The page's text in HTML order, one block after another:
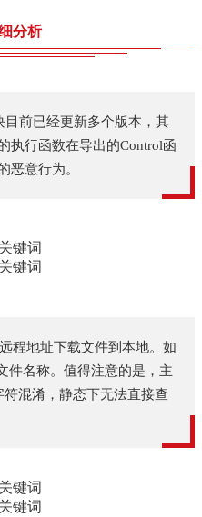
分析
前已经更新多个版本，其
执行函数在导出的Control函
恶意行为。
程地址下载文件到本地。如
件名称。值得注意的是，主
混淆，静态下无法直接查